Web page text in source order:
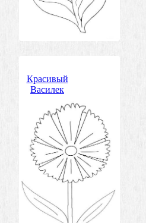
Красивый
Василек